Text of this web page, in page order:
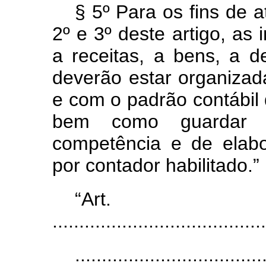
§ 5º Para os fins de
2º e 3º deste artigo, as
a receitas, a bens, a
deverão estar
e com o padrão
bem como guardar
competência e de
por contador habilitado.”